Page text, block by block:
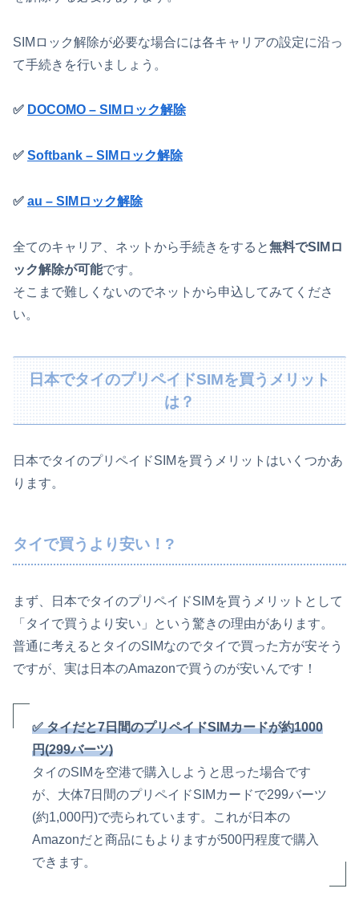
SIMロック解除が必要な場合には各キャリアの設定に沿っ
て手続きを行いましょう。
✅ DOCOMO – SIMロック解除
✅ Softbank – SIMロック解除
✅ au – SIMロック解除
全てのキャリア、ネットから手続きをすると無料でSIMロ
ック解除が可能です。
そこまで難しくないのでネットから申込してみてくださ
い。
日本でタイのプリペイドSIMを買うメリット
は？
日本でタイのプリペイドSIMを買うメリットはいくつかあ
ります。
タイで買うより安い！?
まず、日本でタイのプリペイドSIMを買うメリットとして
「タイで買うより安い」という驚きの理由があります。
普通に考えるとタイのSIMなのでタイで買った方が安そう
ですが、実は日本のAmazonで買うのが安いんです！
✅ タイだと7日間のプリペイドSIMカードが約1000
円(299バーツ)
タイのSIMを空港で購入しようと思った場合です
が、大体7日間のプリペイドSIMカードで299バーツ
(約1,000円)で売られています。これが日本の
Amazonだと商品にもよりますが500円程度で購入
できます。